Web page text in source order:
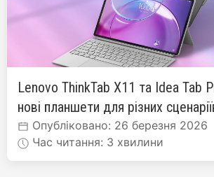
Lenovo ThinkTab X11 та Idea Tab
нові планшети для різних
Опубліковано: 26 березня 2026
Час читання: 3 хвилини